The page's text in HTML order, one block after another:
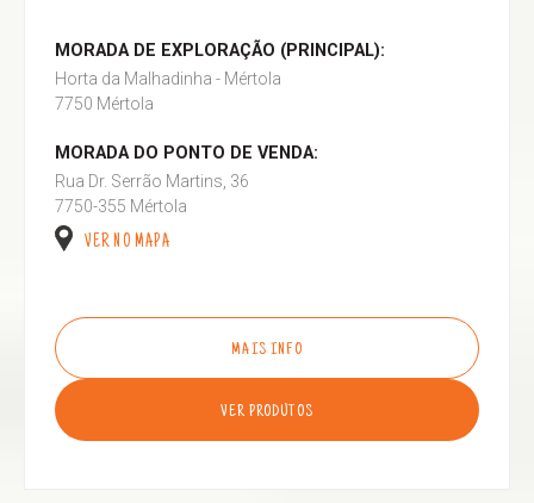
MORADA DE EXPLORAÇÃO (PRINCIPAL):
Horta da Malhadinha - Mértola
7750 Mértola
MORADA DO PONTO DE VENDA:
Rua Dr. Serrão Martins, 36
7750-355 Mértola
VER NO MAPA
MAIS INFO
VER PRODUTOS